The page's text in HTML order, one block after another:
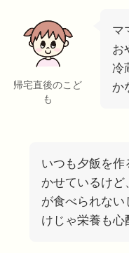
帰宅直後のこど
も
マ
お
冷
か
いつも夕飯を作
かせているけど
が食べられな
けじゃ栄養も心